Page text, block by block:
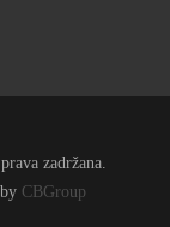
zadržana.
CBGroup